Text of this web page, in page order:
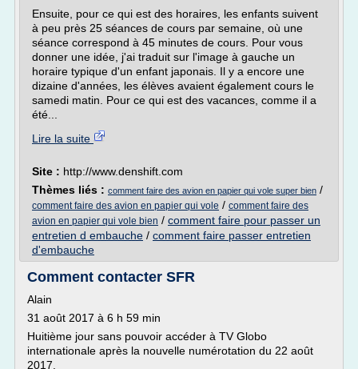
Ensuite, pour ce qui est des horaires, les enfants suivent
à peu près 25 séances de cours par semaine, où une
séance correspond à 45 minutes de cours. Pour vous
donner une idée, j'ai traduit sur l'image à gauche un
horaire typique d'un enfant japonais. Il y a encore une
dizaine d'années, les élèves avaient également cours le
samedi matin. Pour ce qui est des vacances, comme il a
été...
Lire la suite
Site : http://www.denshift.com
Thèmes liés : comment faire des avion en papier qui vole super bien /
comment faire des avion en papier qui vole / comment faire des
avion en papier qui vole bien / comment faire pour passer un
entretien d embauche / comment faire passer entretien
d'embauche
Comment contacter SFR
Alain
31 août 2017 à 6 h 59 min
Huitième jour sans pouvoir accéder à TV Globo
internationale après la nouvelle numérotation du 22 août
2017.